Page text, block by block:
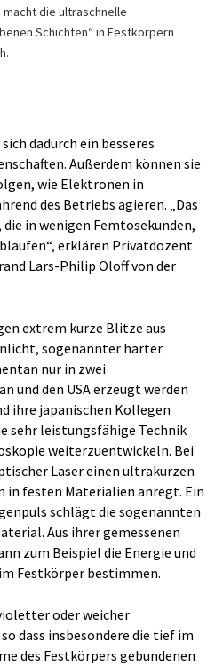
die ultraschnelle
Schichten“ in Festkörpern
dadurch ein besseres
Außerdem können sie
wie Elektronen in
des Betriebs agieren. „Das
in wenigen Femtosekunden,
erklären Privatdozent
Lars-Philip Oloff von der
extrem kurze Blitze aus
sogenannter harter
nur in zwei
und den USA erzeugt werden
ihre japanischen Kollegen
sehr leistungsfähige Technik
weiterzuentwickeln. Bei
Laser einen ultrakurzen
in festen Materialien anregt. Ein
schlägt die sogenannten
Aus ihrer gemessenen
zum Beispiel die Energie und
Festkörper bestimmen.
oder weicher
dass insbesondere die tief im
des Festkörpers gebundenen